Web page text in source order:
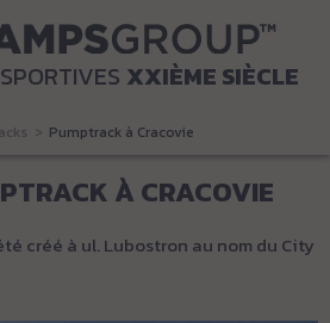
XXIÈME SIÈCLE
Pumptrack à Cracovie
À CRACOVIE
créé à ul. Lubostron au nom du City